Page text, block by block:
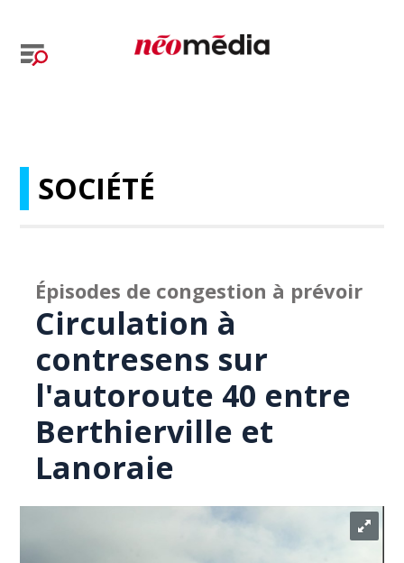
SOCIÉTÉ
Épisodes de congestion à prévoir
Circulation à
contresens sur
l'autoroute 40 entre
Berthierville et
Lanoraie